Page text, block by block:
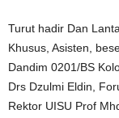
Turut hadir Dan
Khusus, Asisten,
Dandim 0201/BS
Drs Dzulmi Eldin,
Rektor UISU Prof